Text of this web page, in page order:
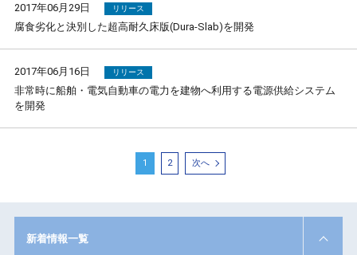
2017年06月29日 リリース
腐食劣化と決別した超高耐久床版(Dura-Slab)を開発
2017年06月16日 リリース
非常時に船舶・電気自動車の電力を建物へ利用する電源供給システム
を開発
1 2 次へ
新着情報一覧